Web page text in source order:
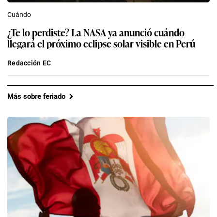
Cuándo
¿Te lo perdiste? La NASA ya anunció cuándo
llegará el próximo eclipse solar visible en Perú
Redacción EC
Más sobre feriado